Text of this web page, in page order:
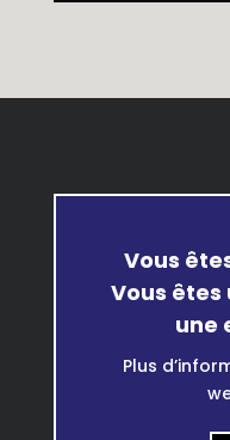
Vous
Vous
une
Plus